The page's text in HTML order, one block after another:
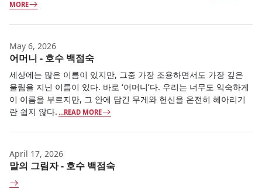
MORE
May 6, 2026
어머니 - 호수 백점숙
세상에는 많은 이름이 있지만, 그중 가장 조용하면서도 가장 깊은
울림을 지닌 이름이 있다. 바로 ‘어머니’다. 우리는 너무도 익숙하게
이 이름을 부르지만, 그 안에 담긴 무게와 헌신을 온전히 헤아리기
란 쉽지 않다. ...READ MORE
April 17, 2026
말의 그림자 - 호수 백점숙